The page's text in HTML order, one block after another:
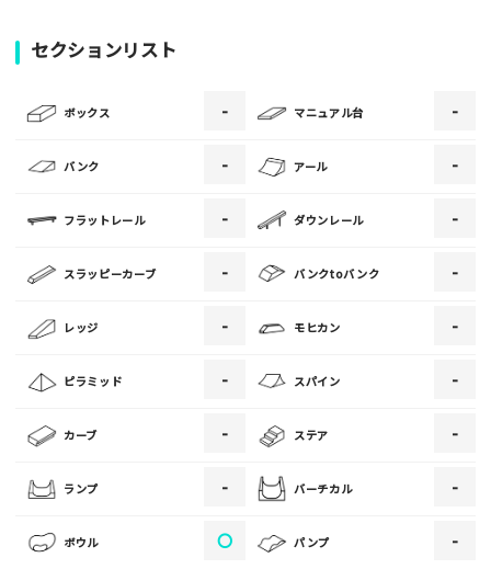
[text photo1alt placeholder "写真の解説※任意]
写真
[text photo3alt placeholder "写真の解説※任意]
ご注意事項
・人物の顔が写っている場合はモザイク処理を行います。
セクションリスト
ボックス - マニュアル台 -
バンク - アール -
フラットレール - ダウンレール -
スラッピーカーブ - バンクtoバンク -
レッジ - モヒカン -
ピラミッド - スパイン -
カーブ - ステア -
ランプ - バーチカル -
ボウル 〇 パンプ -